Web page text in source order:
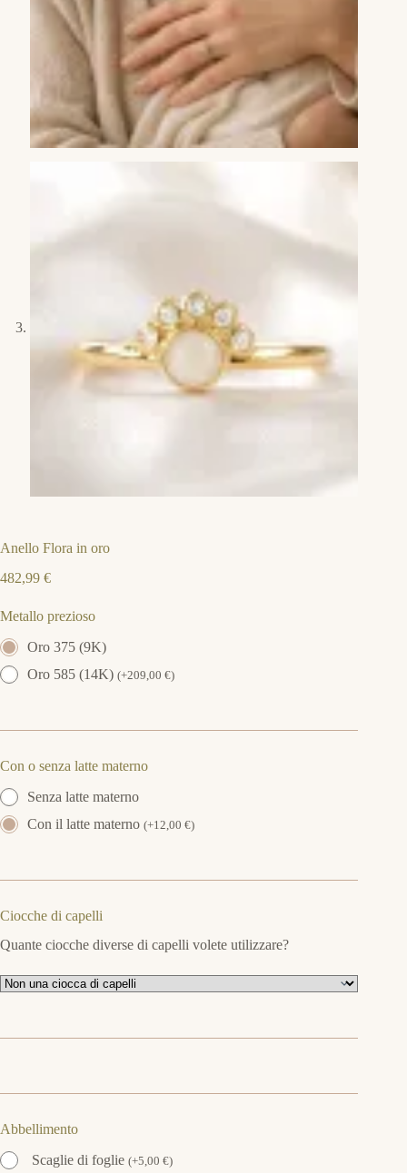
Anello Flora in oro
482,99 €
Metallo prezioso
Oro 375 (9K)
Oro 585 (14K) (+209,00 €)
Con o senza latte materno
Senza latte materno
Con il latte materno (+12,00 €)
Ciocche di capelli
Quante ciocche diverse di capelli volete utilizzare?
Abbellimento
Scaglie di foglie (+5,00 €)